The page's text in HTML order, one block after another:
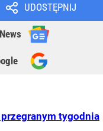
UDOSTĘPNIJ
tygodnia